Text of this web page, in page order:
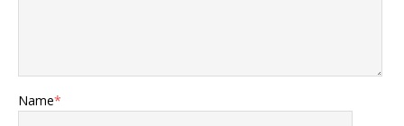
Name*